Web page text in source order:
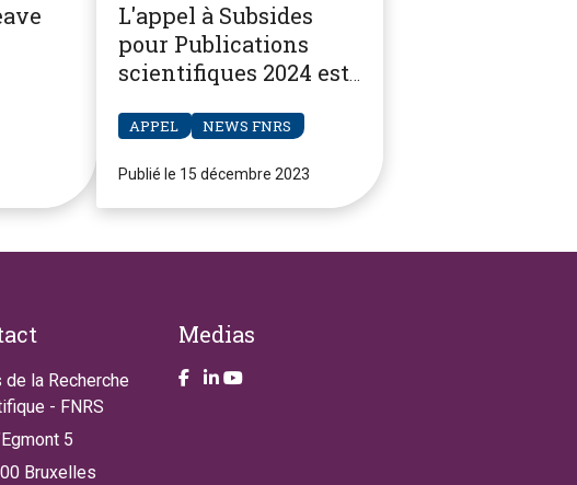
L'appel à Subsides
pour Publications
scientifiques 2024 est
APPEL NEWS FNRS
Publié le 15 décembre 2023
de la Recherche
- FNRS
5
Bruxelles
Medias
Take a look on our facebook page
Take a look on our LinkendIn page